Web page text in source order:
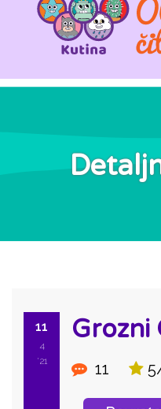
11
4
'21
Grozni
11